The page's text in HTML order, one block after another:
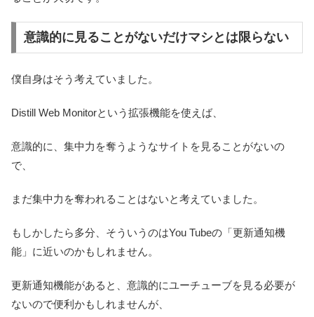
意識的に見ることがないだけマシとは限らない
僕自身はそう考えていました。
Distill Web Monitorという拡張機能を使えば、
意識的に、集中力を奪うようなサイトを見ることがないの
で、
まだ集中力を奪われることはないと考えていました。
もしかしたら多分、そういうのはYou Tubeの「更新通知機
能」に近いのかもしれません。
更新通知機能があると、意識的にユーチューブを見る必要が
ないので便利かもしれませんが、